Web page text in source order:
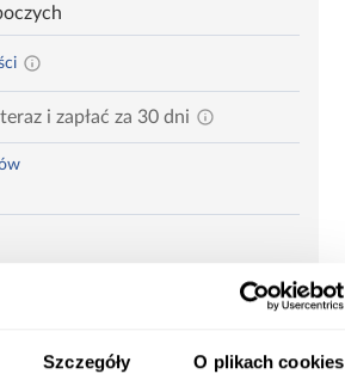
Szczegóły O plikach cookies
i zapłać za 30 dni